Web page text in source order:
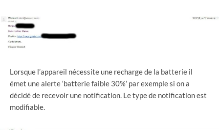
Lorsque l’appareil nécessite une recharge de la batterie il
émet une alerte ‘batterie faible 30%’ par exemple si on a
décidé de recevoir une notification. Le type de notification est
modifiable.